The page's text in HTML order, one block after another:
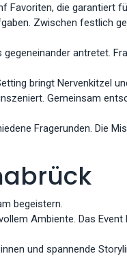
Favoriten, die garantiert
Zwischen festlich
antretet.
bringt Nervenkitzel
Gemeinsam
Fragerunden. Die
begeistern.
Ambiente. Das Event
und spannende